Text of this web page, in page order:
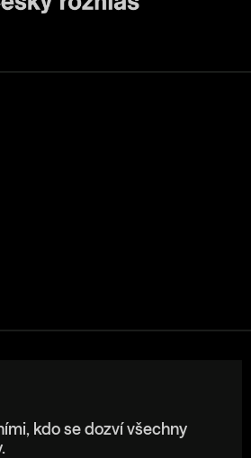
kdo se dozví všechny